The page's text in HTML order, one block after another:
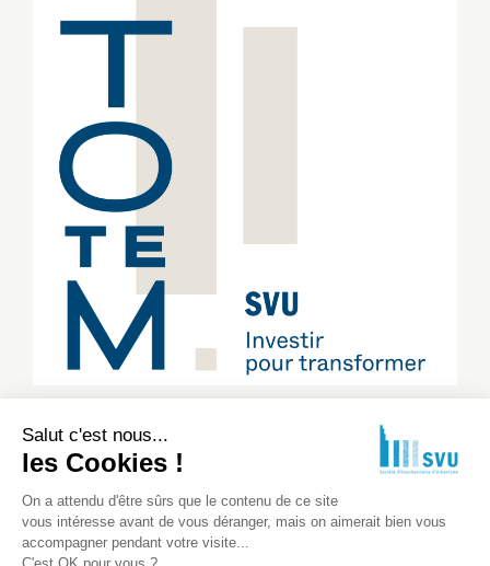
©2022 SVU. Tous droits réservés
Salut c'est nous...
les Cookies !
On a attendu d'être sûrs que le contenu de ce site
vous intéresse avant de vous déranger, mais on aimerait bien vous
accompagner pendant votre visite...